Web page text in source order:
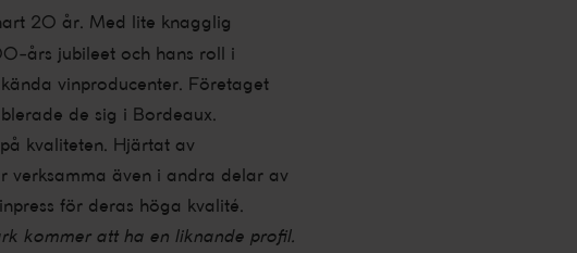
20 år. Med lite knagglig
års jubileet och hans roll i
vinproducenter. Företaget
de sig i Bordeaux.
kvaliteten. Hjärtat av
verksamma även i andra delar av
för deras höga kvalité.
kommer att ha en liknande profil.